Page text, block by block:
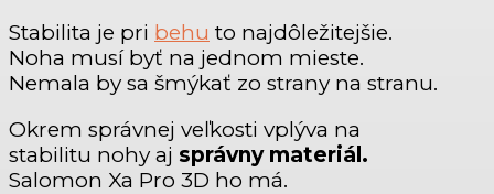
Stabilita je pri behu to najdôležitejšie.
Noha musí byť na jednom mieste.
Nemala by sa šmýkať zo strany na stranu.
Okrem správnej veľkosti vplýva na
stabilitu nohy aj správny materiál.
Salomon Xa Pro 3D ho má.